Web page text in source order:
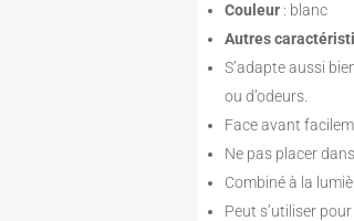
Couleur : blanc
Autres
S’adapte aussi
ou d’odeurs.
Face avant
Ne pas placer
Combiné à la
Peut s’utiliser pour